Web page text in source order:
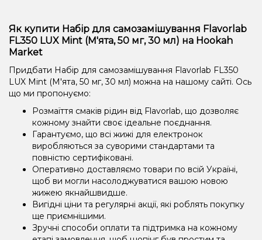
Як купити Набір для самозамішування Flavorlab
FL350 LUX Mint (М'ята, 50 мг, 30 мл) на Hookah
Market
Придбати Набір для самозамішування Flavorlab FL350
LUX Mint (М'ята, 50 мг, 30 мл) можна на нашому сайті. Ось
що ми пропонуємо:
Розмаїття смаків рідин від Flavorlab, що дозволяє
кожному знайти своє ідеальне поєднання.
Гарантуємо, що всі жижі для електронок
виробляються за суворими стандартами та
повністю сертифіковані.
Оперативно доставляємо товари по всій Україні,
щоб ви могли насолоджуватися вашою новою
жижею якнайшвидше.
Вигідні ціни та регулярні акції, які роблять покупку
ще приємнішими.
Зручні способи оплати та підтримка на кожному